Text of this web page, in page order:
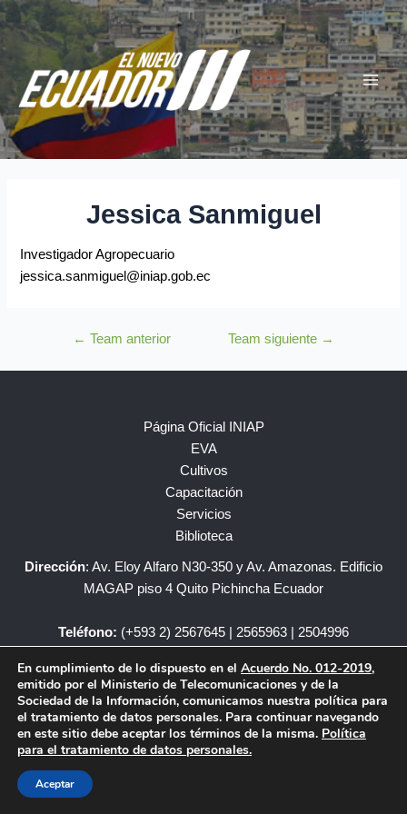
Ir
al
contenido
Main
Menu
Jessica Sanmiguel
Investigador Agropecuario
jessica.sanmiguel@iniap.gob.ec
Navegación
de
entradas
← Team anterior Team siguiente →
Página Oficial INIAP
EVA
Cultivos
Capacitación
Servicios
Biblioteca
Dirección: Av. Eloy Alfaro N30-350 y Av. Amazonas. Edificio
MAGAP piso 4 Quito Pichincha Ecuador
Teléfono: (+593 2) 2567645 | 2565963 | 2504996
iniap@iniap.gob.ec
Copyright © – INIAP Todos los Derechos Reservados.
En cumplimiento de lo dispuesto en el Acuerdo No. 012-2019,
emitido por el Ministerio de Telecomunicaciones y de la
Sociedad de la Información, comunicamos nuestra política para
el tratamiento de datos personales. Para continuar navegando
en este sitio debe aceptar los términos de la misma. Política
para el tratamiento de datos personales.
Aceptar